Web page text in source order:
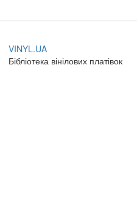
VINYL.UA
Бібліотека вінілових платівок